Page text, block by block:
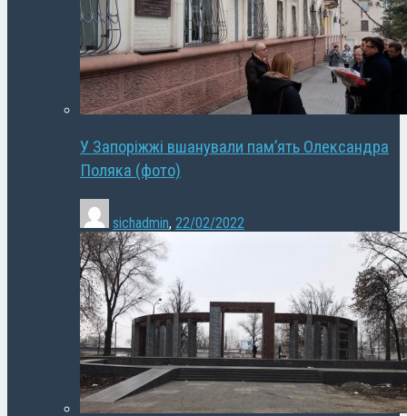
У Запоріжжі вшанували пам’ять Олександра
Поляка (фото)
sichadmin, 22/02/2022